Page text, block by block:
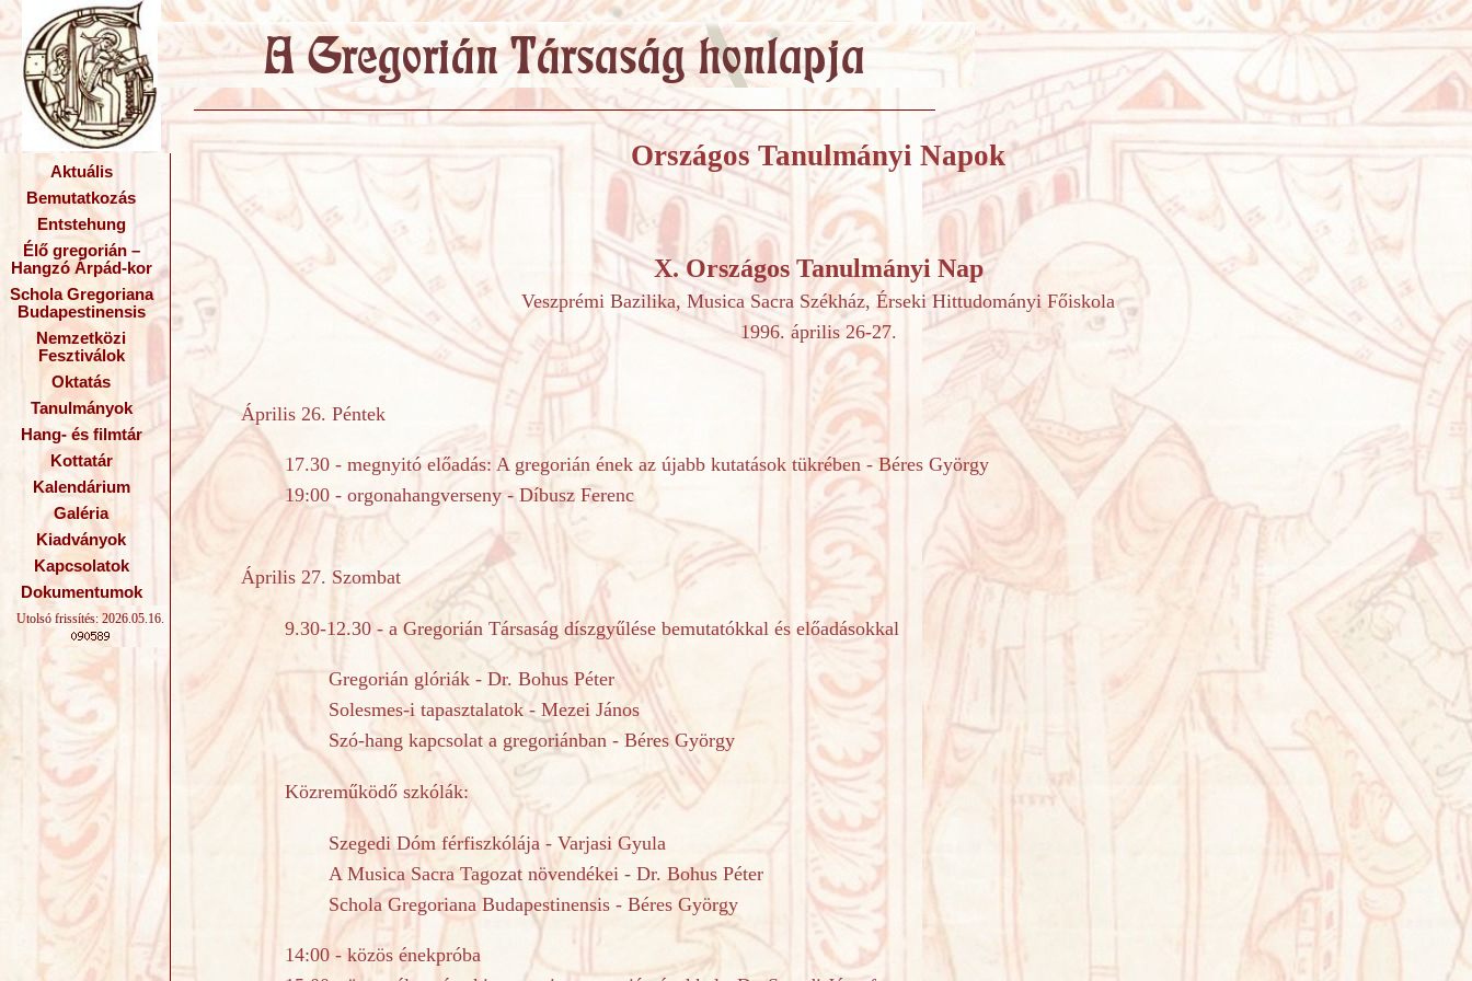
Aktuális
Bemutatkozás
Entstehung
Élő gregorián –
Hangzó Árpád-kor
Schola Gregoriana
Budapestinensis
Nemzetközi
Fesztiválok
Oktatás
Tanulmányok
Hang- és filmtár
Kottatár
Kalendárium
Galéria
Kiadványok
Kapcsolatok
Dokumentumok
Utolsó frissítés: 2026.05.16.
Országos Tanulmányi Napok
X. Országos Tanulmányi Nap
Veszprémi Bazilika, Musica Sacra Székház, Érseki Hittudományi Főiskola
1996. április 26-27.
Április 26. Péntek
17.30 - megnyitó előadás: A gregorián ének az újabb kutatások tükrében - Béres György
19:00 - orgonahangverseny - Díbusz Ferenc
Április 27. Szombat
9.30-12.30 - a Gregorián Társaság díszgyűlése bemutatókkal és előadásokkal
Gregorián glóriák - Dr. Bohus Péter
Solesmes-i tapasztalatok - Mezei János
Szó-hang kapcsolat a gregoriánban - Béres György
Közreműködő szkólák:
Szegedi Dóm férfiszkólája - Varjasi Gyula
A Musica Sacra Tagozat növendékei - Dr. Bohus Péter
Schola Gregoriana Budapestinensis - Béres György
14:00 - közös énekpróba